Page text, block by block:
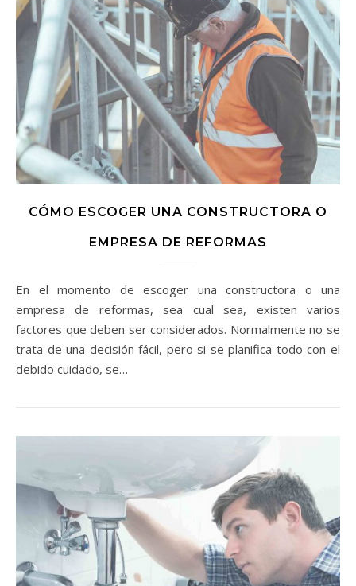
CÓMO ESCOGER UNA CONSTRUCTORA O
EMPRESA DE REFORMAS
En el momento de escoger una constructora o una
empresa de reformas, sea cual sea, existen varios
factores que deben ser considerados. Normalmente no se
trata de una decisión fácil, pero si se planifica todo con el
debido cuidado, se…